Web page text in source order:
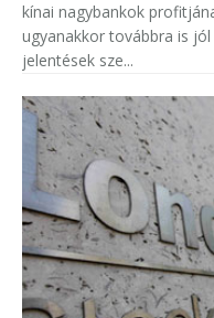
kínai nagybankok
ugyanakkor továbbra is jól
jelentések sze...